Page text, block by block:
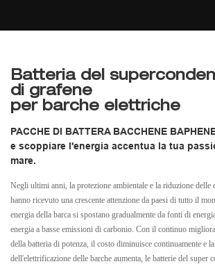
Batteria del
di grafene
per barche elettriche
PACCHE DI BATTERA BACCHENE
e scoppiare l'energia accentua la tua
mare.
Negli ultimi anni, la protezione ambientale e la riduzione delle
hanno ricevuto una crescente attenzione da paesi di tutto il
energia della barca si spostano gradualmente da fonti di
energia a basse emissioni di carbonio. Con il continuo
della batteria di potenza, il costo diminuisce continuamente e
dell'elettrificazione delle barche aumenta, le batterie del super